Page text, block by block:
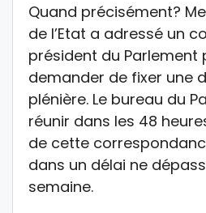
Quand précisément?
de l’Etat a adressé un
président du Parlement
demander de fixer une
plénière. Le bureau du
réunir dans les 48
de cette
dans un délai ne
semaine.